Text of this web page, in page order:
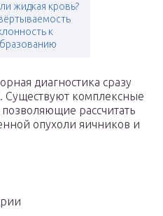
жидкая кровь?
к
диагностика сразу
Существуют комплексные
рассчитать
опухоли яичников и